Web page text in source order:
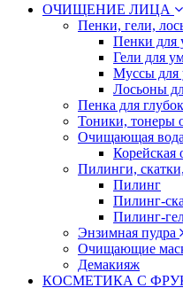
ОЧИЩЕНИЕ ЛИЦА
Пенки, гели,
Пенки для
Гели для
Муссы для
Лосьоны
Пенка для
Тоники, тонеры
Очищающая
Пилинги,
Пилинг
Пилинг-
Пилинг-
Энзимная пудра
Очищающие
Демакияж
КОСМЕТИКА С